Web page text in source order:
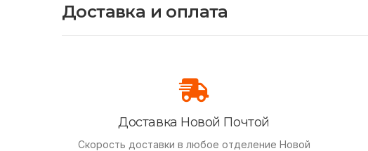
Доставка и оплата
Доставка Новой Почтой
Скорость доставки в любое отделение Новой